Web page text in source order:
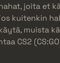
joita et
kuitenkin
muista
CS2